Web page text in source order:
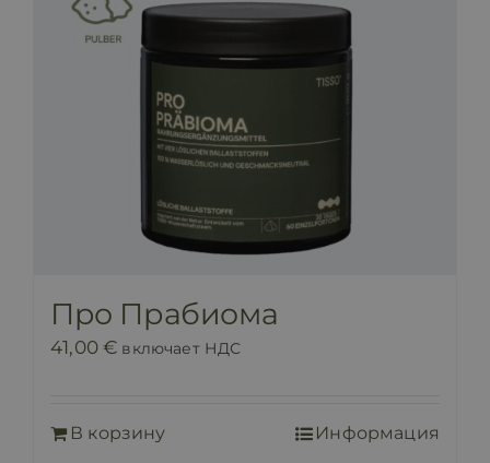
Про Прабиома
41,00€ включает НДС
В корзину Информация